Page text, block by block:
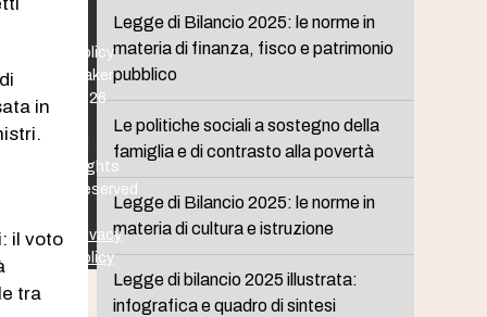
in
il voto
tra
Legge di Bilancio 2025: le norme in
materia di finanza, fisco e patrimonio
pubblico
Le politiche sociali a sostegno della
famiglia e di contrasto alla povertà
Legge di Bilancio 2025: le norme in
materia di cultura e istruzione
Legge di bilancio 2025 illustrata:
infografica e quadro di sintesi
Policy
Maker
2026
Rights
Reserved
Privacy
Policy